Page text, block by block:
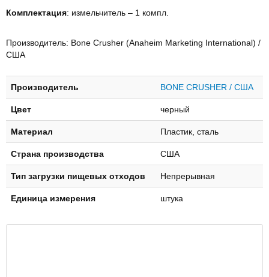
Комплектация: измельчитель – 1 компл.
Производитель: Bone Crusher (Anaheim Marketing International) /
США
Производитель BONE CRUSHER / США
Цвет черный
Материал Пластик, сталь
Страна производства США
Тип загрузки пищевых отходов Непрерывная
Единица измерения штука